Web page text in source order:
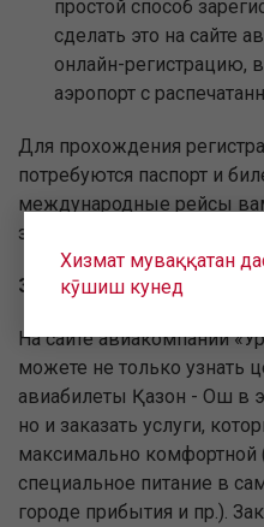
простой способ
сделать это на сайте
онлайн-регистрацию,
аэропорт с
Для прохождения
потребуются паспорт и
международные рейсы
заграничный паспорт.
Заказ дополнительных
На сайте авиакомпании
можете не только узнать
авиабилеты Қазон - Ош в
но и заказать услуги,
максимально комфортной
специальное питание в
городе прибытия и пр.).
Хизмат муваққатан
кӯшиш кунед